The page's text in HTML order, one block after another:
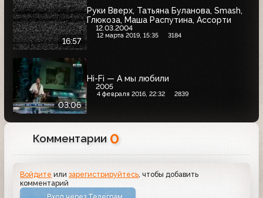
16:57
Руки Вверх, Татьяна Буланова, Smash,
Глюкоза, Маша Распутина, Ассорти
12.03.2004
12 марта 2019, 15:35 3184
03:06
Hi-Fi — А мы любили
2005
4 февраля 2016, 22:32 2839
Комментарии 0
Войдите илизарегистрируйтесь, чтобы добавить
комментарий